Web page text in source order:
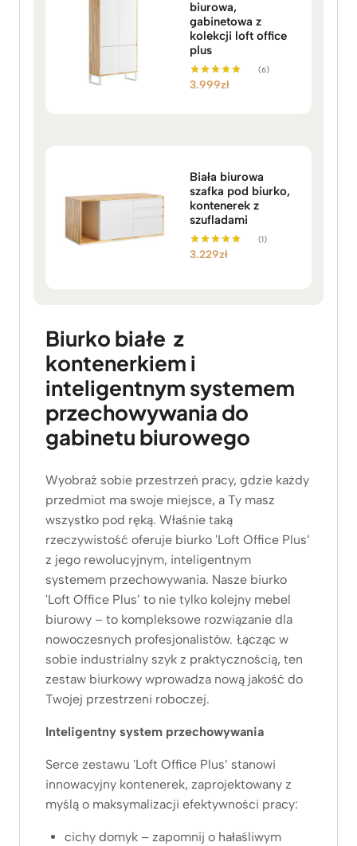
biurowa,
gabinetowa z
kolekcji loft office
plus
Oceniono
(6)
3.999zł
Biała biurowa
szafka pod biurko,
kontenerek z
szufladami
Oceniono
(1)
3.229zł
Biurko białe z
kontenerkiem i
inteligentnym systemem
przechowywania do
gabinetu biurowego
Wyobraź sobie przestrzeń pracy, gdzie każdy
przedmiot ma swoje miejsce, a Ty masz
wszystko pod ręką. Właśnie taką
rzeczywistość oferuje biurko 'Loft Office Plus’
z jego rewolucyjnym, inteligentnym
systemem przechowywania. Nasze biurko
'Loft Office Plus’ to nie tylko kolejny mebel
biurowy – to kompleksowe rozwiązanie dla
nowoczesnych profesjonalistów. Łącząc w
sobie industrialny szyk z praktycznością, ten
zestaw biurkowy wprowadza nową jakość do
Twojej przestrzeni roboczej.
Inteligentny system przechowywania
Serce zestawu 'Loft Office Plus’ stanowi
innowacyjny kontenerek, zaprojektowany z
myślą o maksymalizacji efektywności pracy:
cichy domyk – zapomnij o hałaśliwym